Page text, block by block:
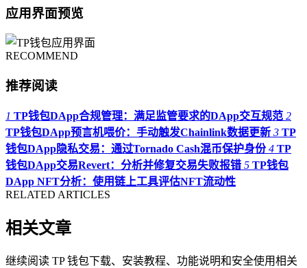
应用界面预览
RECOMMEND
推荐阅读
1 TP钱包DApp合规管理：满足监管要求的DApp交互规范 2
TP钱包DApp预言机喂价：手动触发Chainlink数据更新 3 TP
钱包DApp隐私交易：通过Tornado Cash混币保护身份 4 TP
钱包DApp交易Revert：分析并修复交易失败报错 5 TP钱包
DApp NFT分析：使用链上工具评估NFT流动性
RELATED ARTICLES
相关文章
继续阅读 TP 钱包下载、安装教程、功能说明和安全使用相关